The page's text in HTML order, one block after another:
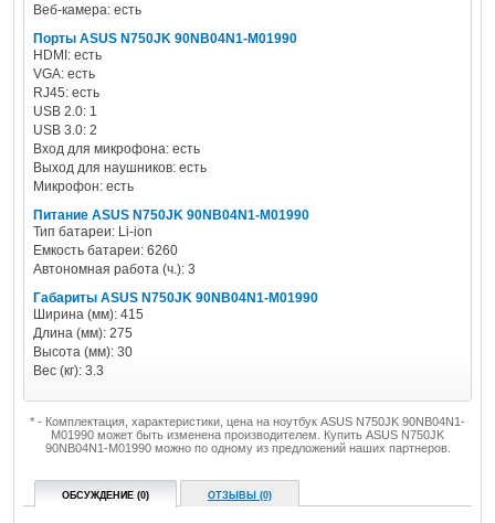
Веб-камера: есть
Порты ASUS N750JK 90NB04N1-M01990
HDMI: есть
VGA: есть
RJ45: есть
USB 2.0: 1
USB 3.0: 2
Вход для микрофона: есть
Выход для наушников: есть
Микрофон: есть
Питание ASUS N750JK 90NB04N1-M01990
Тип батареи: Li-ion
Емкость батареи: 6260
Автономная работа (ч.): 3
Габариты ASUS N750JK 90NB04N1-M01990
Ширина (мм): 415
Длина (мм): 275
Высота (мм): 30
Вес (кг): 3.3
* - Комплектация, характеристики, цена на ноутбук ASUS N750JK 90NB04N1-
M01990 может быть изменена производителем. Купить ASUS N750JK
90NB04N1-M01990 можно по одному из предложений наших партнеров.
ОБСУЖДЕНИЕ (0) ОТЗЫВЫ (0)